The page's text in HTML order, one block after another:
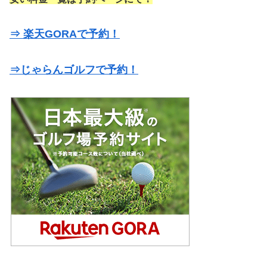
⇒ 楽天GORAで予約！
⇒じゃらんゴルフで予約！